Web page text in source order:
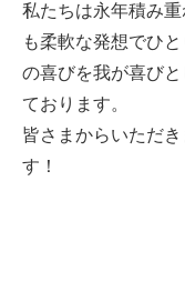
私たちは永年積み
も柔軟な発想でひ
の喜びを我が喜び
ております。
皆さまからいただ
す！